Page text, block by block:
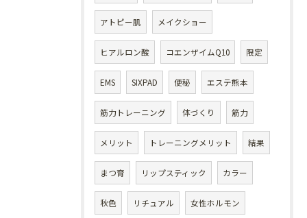
アトピー肌 メイクショー
ヒアルロン酸 コエンザイムQ10 限定
EMS SIXPAD 便秘 エステ熊本
筋力トレーニング 体づくり 筋力
メリット トレーニングメリット 結果
まつ育 リップスティック カラー
秋色 リチュアル 女性ホルモン